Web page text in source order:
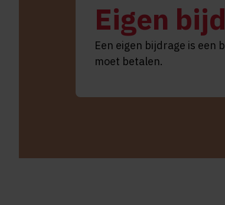
Eigen
Een eigen bijdrage is een
moet betalen.